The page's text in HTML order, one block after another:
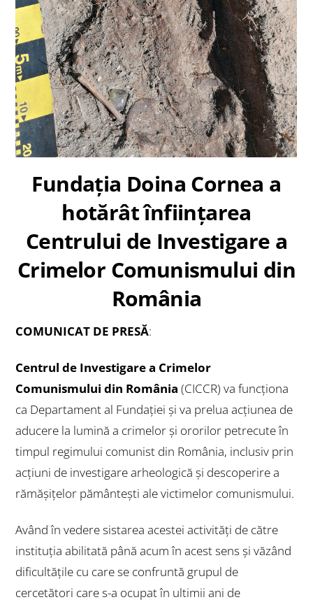
Fundaţia Doina Cornea a
hotărât înființarea
Centrului de Investigare a
Crimelor Comunismului din
România
COMUNICAT DE PRESĂ:
Centrul de Investigare a Crimelor
Comunismului din România(CICCR) va funcționa
ca Departament al Fundației și va prelua acțiunea de
aducere la lumină a crimelor şi ororilor petrecute în
timpul regimului comunist din România, inclusiv prin
acțiuni de investigare arheologică și descoperire a
rămășițelor pământești ale victimelor comunismului.
Având în vedere sistarea acestei activități de către
instituția abilitată până acum în acest sens și văzând
dificultăţile cu care se confruntă grupul de
cercetători care s-a ocupat în ultimii ani de